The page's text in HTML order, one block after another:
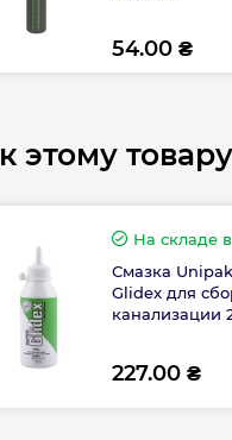
54.00 ₴
этому товару
На складев
Смазка
Glidex для
канализации
227.00 ₴